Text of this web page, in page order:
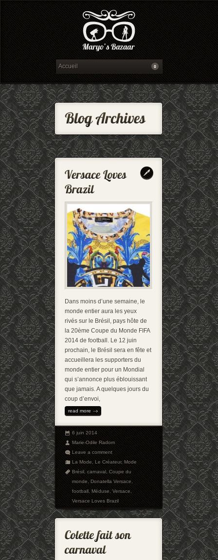
Dans moins d’une semaine, le
monde entier aura les yeux
rivés sur le Brésil, pays hôte de
la 20ème Coupe du Monde FIFA
2014 de football. Le 12 juin
prochain, le Brésil sera en fête et
accueillera les supporters du
monde entier pour un Mondial
qui s’annonce plus éblouissant
que jamais. A quelques jours du
coup d’envoi,
read more
6 juin 2014
Marie-Odile Radom
Leave a comment
La Mode,Le Créateur,Mode
Brésil,carnaval,Coupe du
monde,Donatella Versace,
football,Méduse,Versace,
Versace Loves Brazil